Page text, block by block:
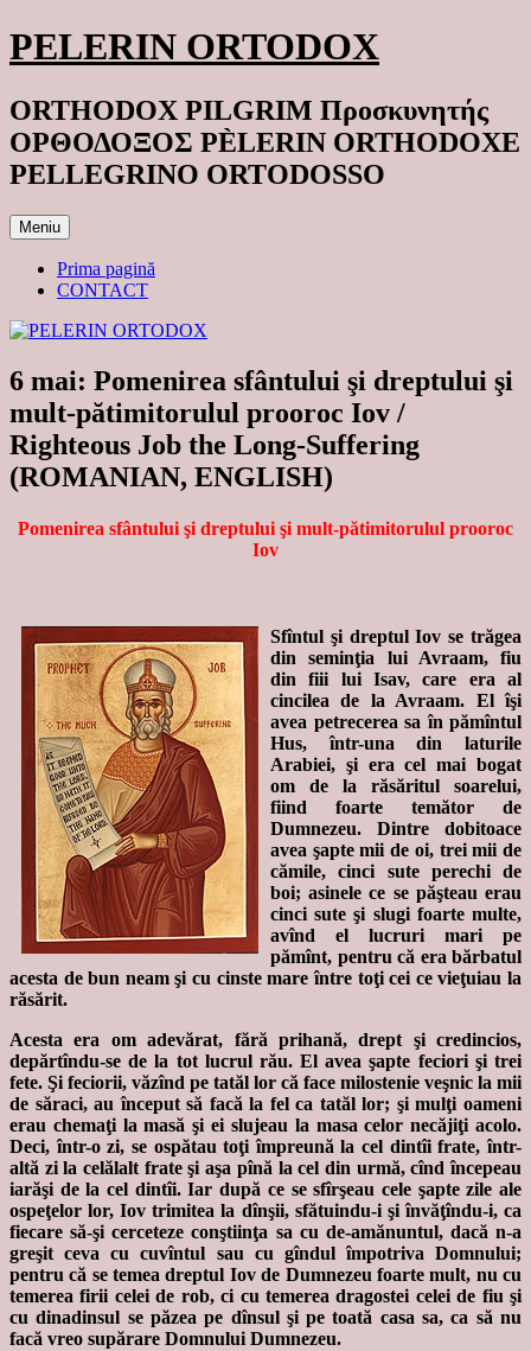
Sari
la
PELERIN ORTODOX
ORTHODOX PILGRIM Προσκυνητής
ΟΡΘΟΔΟΞΟΣ PÈLERIN ORTHODOXE
PELLEGRINO ORTODOSSO
Meniu
Prima pagină
CONTACT
6 mai: Pomenirea sfântului şi dreptului şi
mult-pătimitorulul prooroc Iov /
Righteous Job the Long-Suffering
(ROMANIAN, ENGLISH)
Pomenirea sfântului şi dreptului şi mult-pătimitorulul prooroc
Iov
Sfîntul şi dreptul Iov se trăgea
din seminţia lui Avraam, fiu
din fiii lui Isav, care era al
cincilea de la Avraam. El îşi
avea petrecerea sa în pămîntul
Hus, într-una din laturile
Arabiei, şi era cel mai bogat
om de la răsăritul soarelui,
fiind foarte temător de
Dumnezeu. Dintre dobitoace
avea şapte mii de oi, trei mii de
cămile, cinci sute perechi de
boi; asinele ce se păşteau erau
cinci sute şi slugi foarte multe,
avînd el lucruri mari pe
pămînt, pentru că era bărbatul
acesta de bun neam şi cu cinste mare între toţi cei ce vieţuiau la
răsărit.
Acesta era om adevărat, fără prihană, drept şi credincios,
depărtîndu-se de la tot lucrul rău. El avea şapte feciori şi trei
fete. Şi feciorii, văzînd pe tatăl lor că face milostenie veşnic la mii
de săraci, au început să facă la fel ca tatăl lor; şi mulţi oameni
erau chemaţi la masă şi ei slujeau la masa celor necăjiţi acolo.
Deci, într-o zi, se ospătau toţi împreună la cel dintîi frate, într-
altă zi la celălalt frate şi aşa pînă la cel din urmă, cînd începeau
iarăşi de la cel dintîi.Iar după ce se sfîrşeau cele şapte zile ale
ospeţelor lor, Iov trimitea la dînşii, sfătuindu-i şi învăţîndu-i, ca
fiecare să-şi cerceteze conştiinţa sa cu de-amănuntul, dacă n-a
greşit ceva cu cuvîntul sau cu gîndul împotriva Domnului;
pentru că se temea dreptul Iov de Dumnezeu foarte mult, nu cu
temerea firii celei de rob, ci cu temerea dragostei celei de fiu şi
cu dinadinsul se păzea pe dînsul şi pe toată casa sa, ca să nu
facă vreo supărare Domnului Dumnezeu.